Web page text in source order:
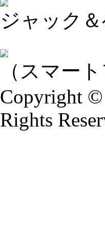
ジャック
（スマー
Copyright
Rights